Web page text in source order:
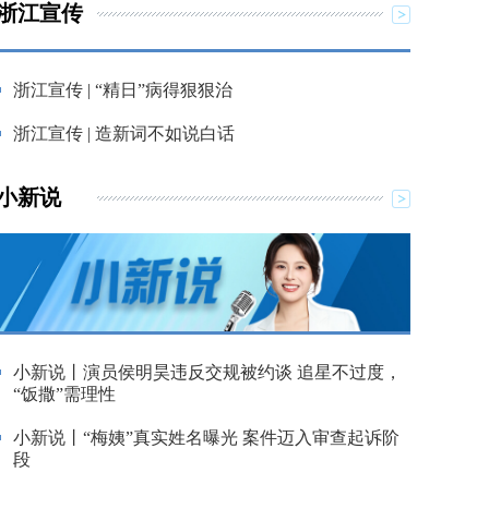
江宣传
浙江宣传 | “精日”病得狠狠治
浙江宣传 | 造新词不如说白话
新说
小新说丨演员侯明昊违反交规被约谈 追星不过度，
“饭撒”需理性
小新说丨“梅姨”真实姓名曝光 案件迈入审查起诉阶
段